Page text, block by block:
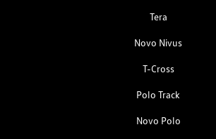
Tera
Novo Nivus
T-Cross
Polo Track
Novo Polo